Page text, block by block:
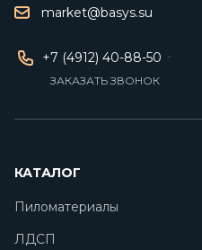
market@basys.su
+7 (4912) 40-88-50
ЗАКАЗАТЬ ЗВОНОК
КАТАЛОГ
Пиломатериалы
ЛДСП